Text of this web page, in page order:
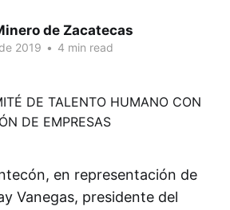
de Zacatecas
2019 • 4 min read
en representación de
Vanegas, presidente del